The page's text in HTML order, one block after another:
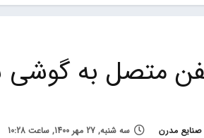
متصل به گوشی
صنایع مدرن سه شنبه, 27 مهر 1400, ساعت 10:28